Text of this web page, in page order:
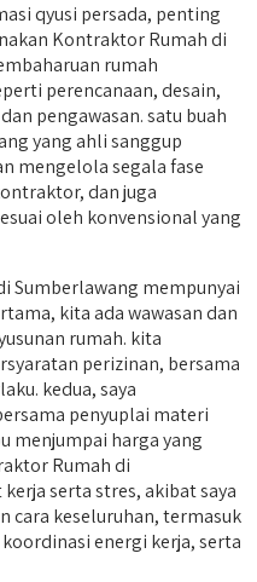
qyusi persada, penting
Kontraktor Rumah di
rumah
perencanaan, desain,
pengawasan. satu buah
yang ahli sanggup
mengelola segala fase
dan juga
oleh konvensional yang
Sumberlawang mempunyai
kita ada wawasan dan
rumah. kita
perizinan, bersama
kedua, saya
penyuplai materi
menjumpai harga yang
Rumah di
serta stres, akibat saya
cara keseluruhan, termasuk
energi kerja, serta